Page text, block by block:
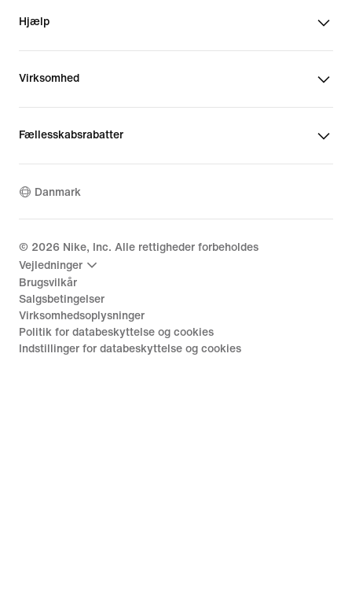
Hjælp
Virksomhed
Fællesskabsrabatter
Danmark
© 2026 Nike, Inc. Alle rettigheder forbeholdes
Vejledninger
Brugsvilkår
Salgsbetingelser
Virksomhedsoplysninger
Politik for databeskyttelse og cookies
Indstillinger for databeskyttelse og cookies